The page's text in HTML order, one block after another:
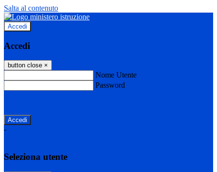
Salta al contenuto
Accedi
Accedi
button close ×
Nome Utente
Password
-
Seleziona utente